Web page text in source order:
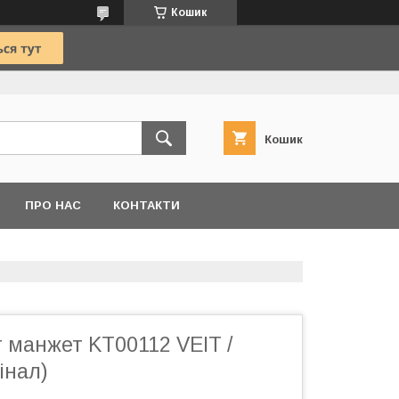
Кошик
Кошик
ПРО НАС КОНТАКТИ
KT00112 VEIT /